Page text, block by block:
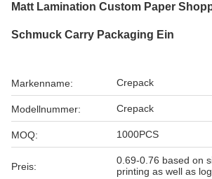
Matt Lamination Custom Paper
Schmuck Carry Packaging Ein
Markenname: Crepack
Modellnummer: Crepack
MOQ: 1000PCS
Preis:
0.69-0.76 based on
printing as well as